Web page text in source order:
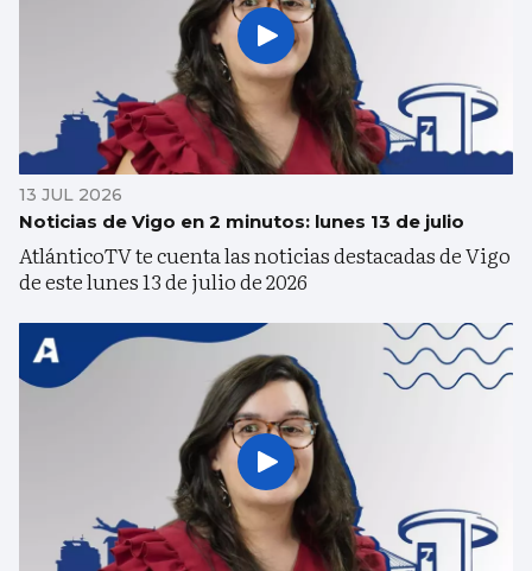
13 JUL 2026
Noticias de Vigo en 2 minutos: lunes 13 de julio
AtlánticoTV te cuenta las noticias destacadas de Vigo
de este lunes 13 de julio de 2026